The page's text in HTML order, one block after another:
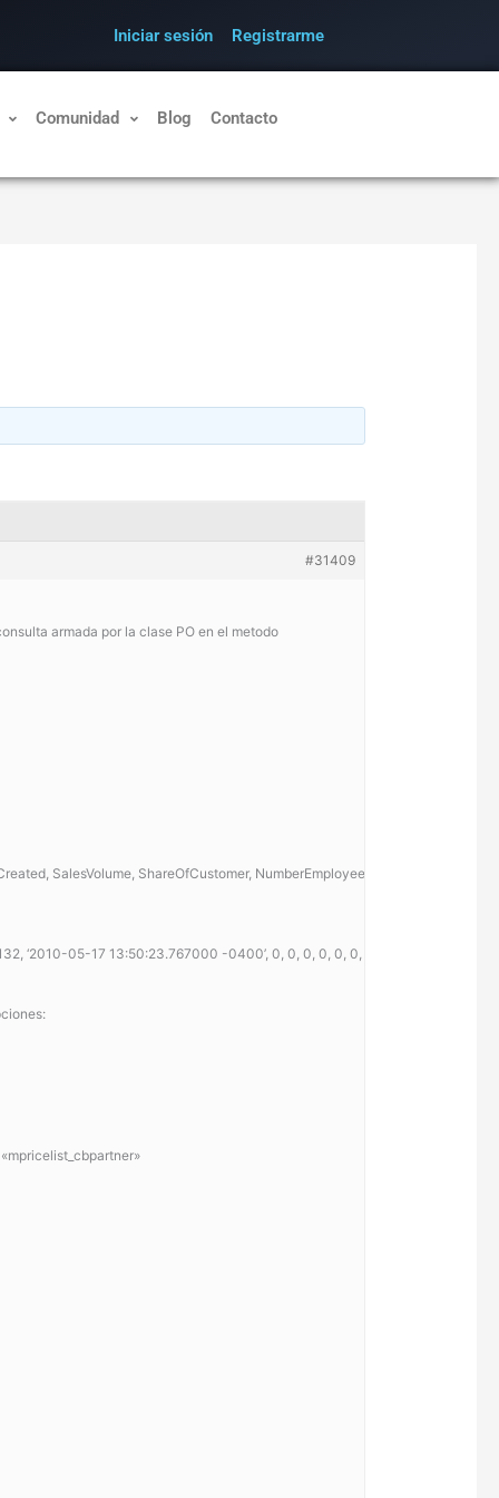
Iniciar sesión Registrarme
Comunidad Blog Contacto
#31409
armada por la clase PO en el metodo
SalesVolume, ShareOfCustomer, NumberEmployees, SendEMail,
‘2010-05-17 13:50:23.767000 -0400’, 0, 0, 0, 0, 0, 0, ‘N’, ‘N’, 0, 1010040, 0,